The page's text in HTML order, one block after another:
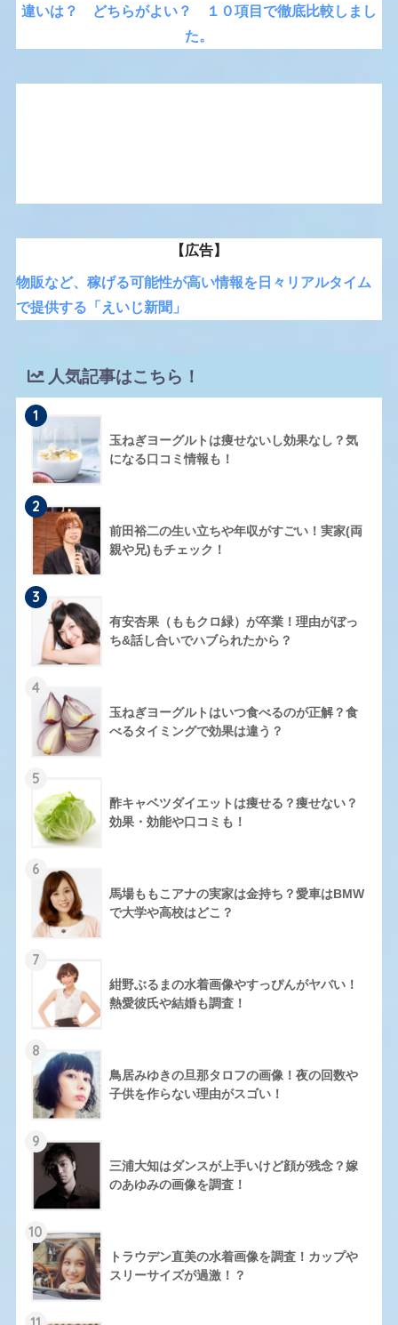
違いは？ どちらがよい？ １０項目で徹底比較しまし
た。
【広告】
物販など、稼げる可能性が高い情報を日々リアルタイム
で提供する「えいじ新聞」
人気記事はこちら！
1
玉ねぎヨーグルトは痩せないし効果なし？気
になる口コミ情報も！
2
前田裕二の生い立ちや年収がすごい！実家(両
親や兄)もチェック！
3
有安杏果（ももクロ緑）が卒業！理由がぼっ
ち&話し合いでハブられたから？
4
玉ねぎヨーグルトはいつ食べるのが正解？食
べるタイミングで効果は違う？
5
酢キャベツダイエットは痩せる？痩せない？
効果・効能や口コミも！
6
馬場ももこアナの実家は金持ち？愛車はBMW
で大学や高校はどこ？
7
紺野ぶるまの水着画像やすっぴんがヤバい！
熱愛彼氏や結婚も調査！
8
鳥居みゆきの旦那タロフの画像！夜の回数や
子供を作らない理由がスゴい！
9
三浦大知はダンスが上手いけど顔が残念？嫁
のあゆみの画像を調査！
10
トラウデン直美の水着画像を調査！カップや
スリーサイズが過激！？